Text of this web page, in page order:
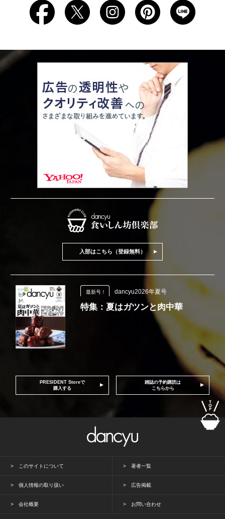
入部はこちら（登録無料）
最新号！ dancyu2026年夏号
特集：夏はガツンと肉中華
PRESIDENT Storeで
購入する
雑誌の予約購読は
こちらから
このサイトについて 著者一覧
個人情報の取り扱い 広告掲載
会社概要 お問い合わせ